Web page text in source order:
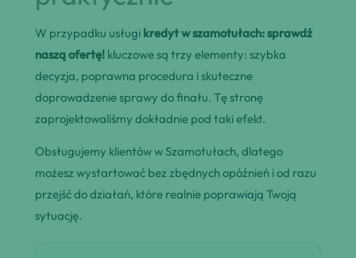
W przypadku usługi kredyt w szamotułach: sprawdź
naszą ofertę! kluczowe są trzy elementy: szybka
decyzja, poprawna procedura i skuteczne
doprowadzenie sprawy do finału. Tę stronę
zaprojektowaliśmy dokładnie pod taki efekt.
Obsługujemy klientów w Szamotułach, dlatego
możesz wystartować bez zbędnych opóźnień i od razu
przejść do działań, które realnie poprawiają Twoją
sytuację.